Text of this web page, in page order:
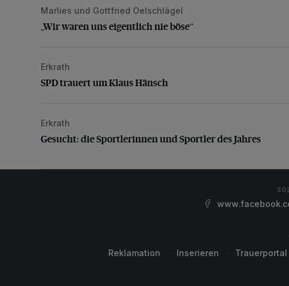
„Wir waren uns eigentlich nie böse“
Marlies und Gottfried Oelschlägel
„Wir waren uns eigentlich nie böse“
SPD trauert um Klaus Hänsch
Erkrath
SPD trauert um Klaus Hänsch
Gesucht: die Sportlerinnen und Sportler des Jahres
Erkrath
Gesucht: die Sportlerinnen und Sportler des Jahres
Reklamation Inserieren Trauerportal